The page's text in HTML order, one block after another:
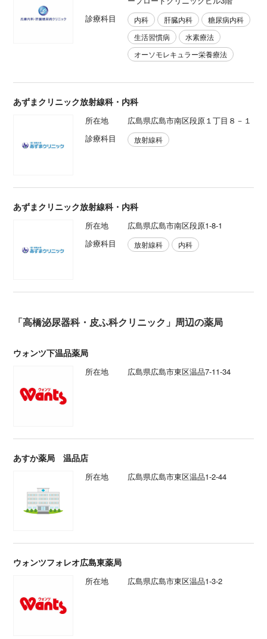
診療科目
内科 肝臓内科
糖尿病内科
生活習慣病
水素療法
オーソモレキュラー栄養療法
あずまクリニック放射線科・内科
所在地
広島県広島市南区段原１丁目８－１
診療科目
放射線科
あずまクリニック放射線科・内科
所在地
広島県広島市南区段原1-8-1
診療科目
放射線科 内科
「高橋泌尿器科・皮ふ科クリニック」周辺の薬局
ウォンツ下温品薬局
所在地 広島県広島市東区温品7-11-34
あすか薬局 温品店
所在地 広島県広島市東区温品1-2-44
ウォンツフォレオ広島東薬局
所在地 広島県広島市東区温品1-3-2